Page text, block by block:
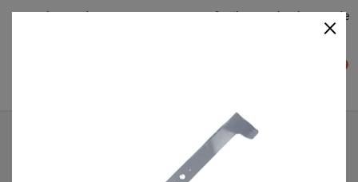
Plateaudecoupe.com : Trouver facilement le plateau de
Pièces détachées
Lame droite mulching autoportée STIGA - GGP
182004350/0
×